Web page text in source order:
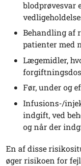
blodprøvesvar
Behandling af
patienter med
Lægemidler,
Før, under og
Infusions-/
indgift, ved
og når der
En af disse
øger risikoen for